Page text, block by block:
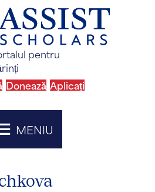
la portalul pentru părinți
pentru
Donează Aplicați
MENIU